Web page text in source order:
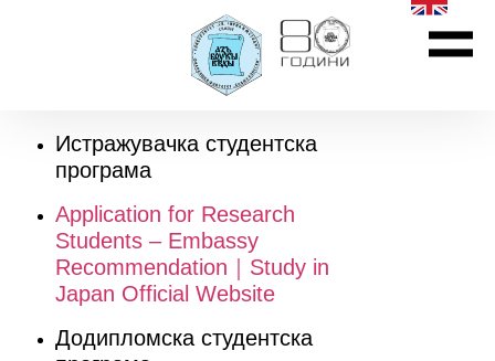
Истражувачка студентска
програма
Application for Research
Students – Embassy
Recommendation｜Study in
Japan Official Website
Додипломска студентска